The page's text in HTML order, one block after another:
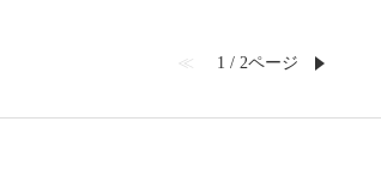
≪ 1 / 2ページ ≫